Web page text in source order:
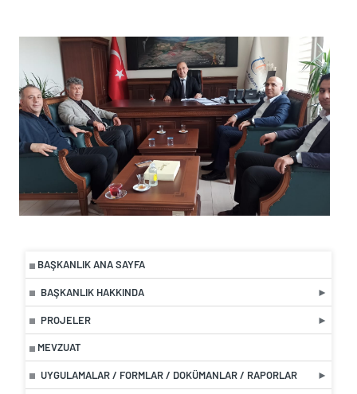
BAŞKANLIK ANA SAYFA
BAŞKANLIK HAKKINDA
PROJELER
MEVZUAT
UYGULAMALAR / FORMLAR / DOKÜMANLAR / RAPORLAR